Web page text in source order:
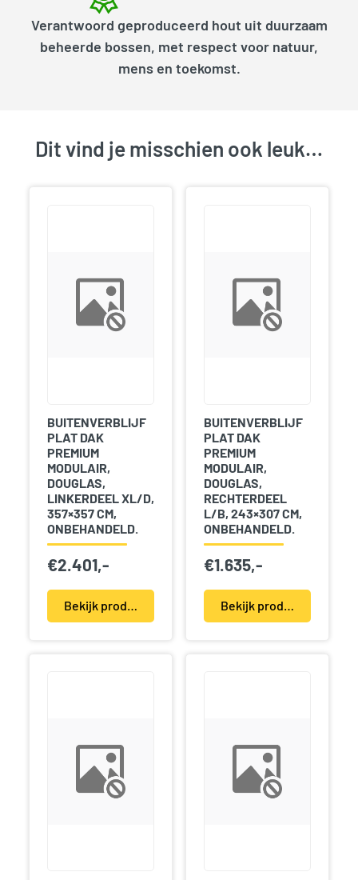
Verantwoord geproduceerd hout uit duurzaam
beheerde bossen, met respect voor natuur,
mens en toekomst.
Dit vind je misschien ook leuk…
BUITENVERBLIJF
PLAT DAK
PREMIUM
MODULAIR,
DOUGLAS,
LINKERDEEL XL/D,
357×357 CM,
ONBEHANDELD.
€2.401,-
Bekijk product(en)
BUITENVERBLIJF
PLAT DAK
PREMIUM
MODULAIR,
DOUGLAS,
RECHTERDEEL
L/B, 243×307 CM,
ONBEHANDELD.
€1.635,-
Bekijk product(en)